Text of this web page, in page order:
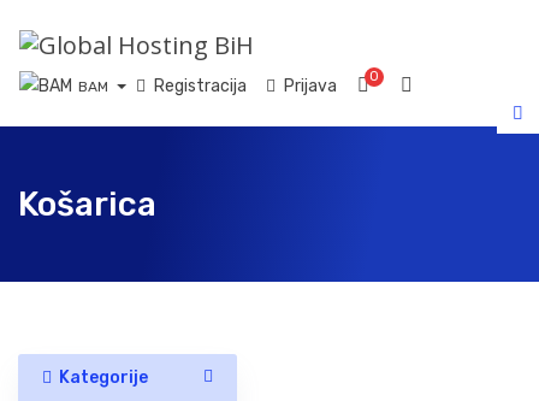
BAM Registracija Prijava 0Košarica
Košarica
Kategorije